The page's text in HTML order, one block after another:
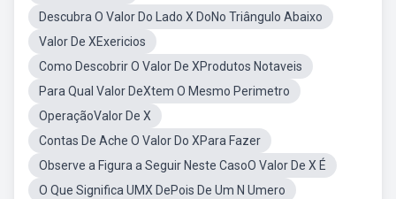
Descubra O Valor Do Lado X DoNo Triângulo Abaixo
Valor De XExericios
Como Descobrir O Valor De XProdutos Notaveis
Para Qual Valor DeXtem O Mesmo Perimetro
OperaçãoValor De X
Contas De Ache O Valor Do XPara Fazer
Observe a Figura a Seguir Neste CasoO Valor De X É
O Que Significa UMX DePois De Um N Umero